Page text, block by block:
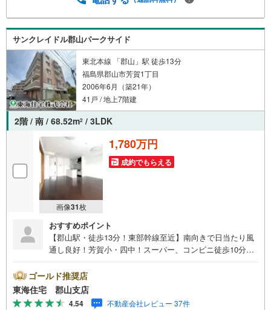
些細な事でもご相談承ります。東海住宅 郡山支店営業時
間 9:30～18:30（定休日:火・水）お電話でのお問い合わ
せがスムーズにご案内できます。また、見学予約ボタンよ
り現地のご案内も可能です。＝＝＝＝＝＝＝＝＝＝＝＝
サンクレイドル郡山パークサイド
東北本線 「郡山」駅 徒歩13分
福島県郡山市芳賀1丁目
2006年6月（築21年）
41戸 / 地上7階建
2階 / 南 / 68.52m2 / 3LDK
画像31枚
1,780万円
成約でもらえる
おすすめポイント
【郡山駅・徒歩13分！東部幹線至近】南向きで日当たり風
通し良好！芳賀小・四中！スーパー、コンビニ徒歩10分圏
毎日を。東海住宅へお問い合わせください！
ゴールド推奨店
東海住宅 郡山支店
4.54 不動産会社レビュー 37件